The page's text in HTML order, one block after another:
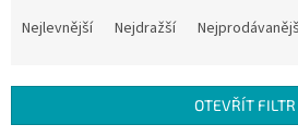
í
Nejlevnější Nejdražší
OTEVŘÍT FILTR